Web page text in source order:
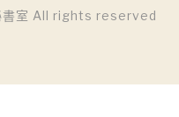
書室 All rights reserved